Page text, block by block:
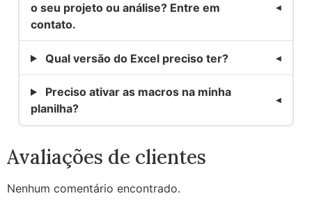
o seu projeto ou análise? Entre em
contato.
Qual versão do Excel preciso ter?
Preciso ativar as macros na minha
planilha?
Avaliações de clientes
Nenhum comentário encontrado.